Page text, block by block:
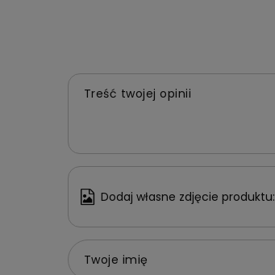
Treść twojej opinii
Dodaj własne zdjęcie produktu:
Twoje imię